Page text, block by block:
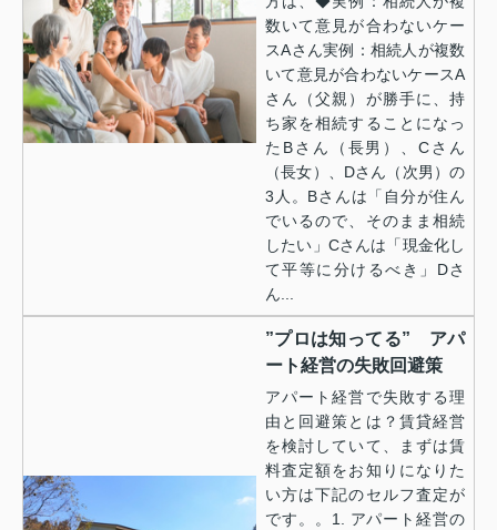
数いて意見が合わないケー
スAさん実例：相続人が複数
いて意見が合わないケースA
さん（父親）が勝手に、持
ち家を相続することになっ
たBさん（長男）、Cさん
（長女）、Dさん（次男）の
3人。Bさんは「自分が住ん
でいるので、そのまま相続
したい」Cさんは「現金化し
て平等に分けるべき」Dさ
ん...
”プロは知ってる” アパ
ート経営の失敗回避策
アパート経営で失敗する理
由と回避策とは？賃貸経営
を検討していて、まずは賃
料査定額をお知りになりた
い方は下記のセルフ査定が
です。。1. アパート経営の